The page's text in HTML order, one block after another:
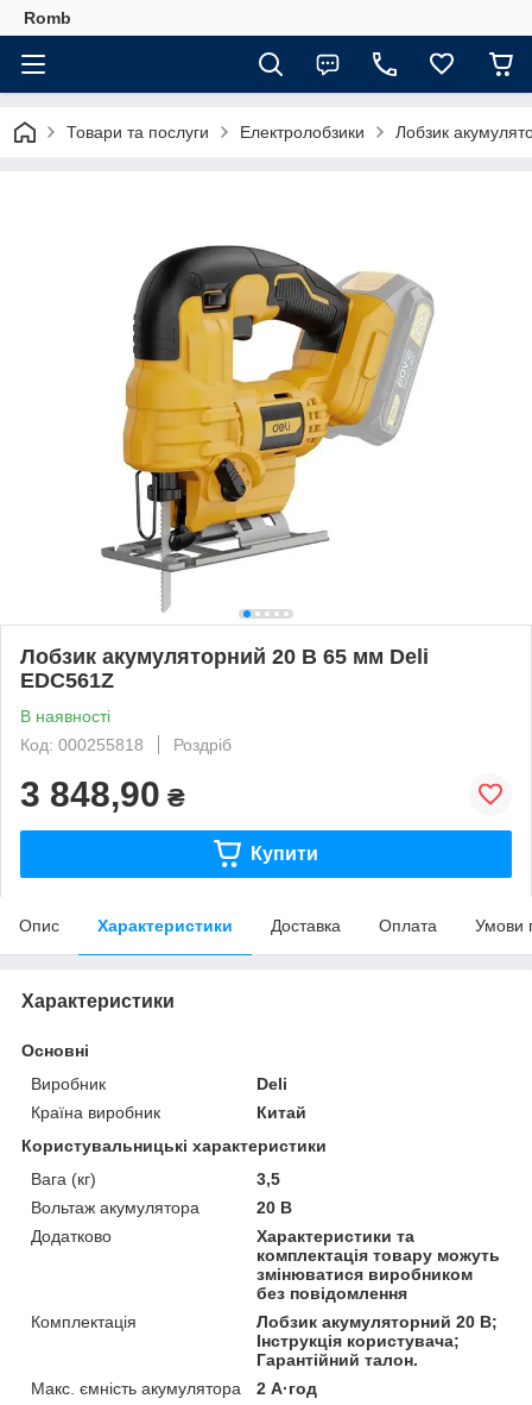
Romb
Товари та послуги Електролобзики Лобзик
Лобзик акумуляторний 20 В 65 мм Deli
EDC561Z
В наявності
Код: 000255818
Роздріб
3 848,90 ₴
Купити
Опис Характеристики Доставка Оплата Умови
Характеристики
Основні
Виробник
Deli
Країна виробник
Китай
Користувальницькі характеристики
Вага (кг)
3,5
Вольтаж акумулятора
20 В
Додатково
Характеристики та
комплектація товару можуть
змінюватися виробником
без повідомлення
Комплектація
Лобзик акумуляторний 20 В;
Інструкція користувача;
Гарантійний талон.
Макс. ємність акумулятора
2 А·год